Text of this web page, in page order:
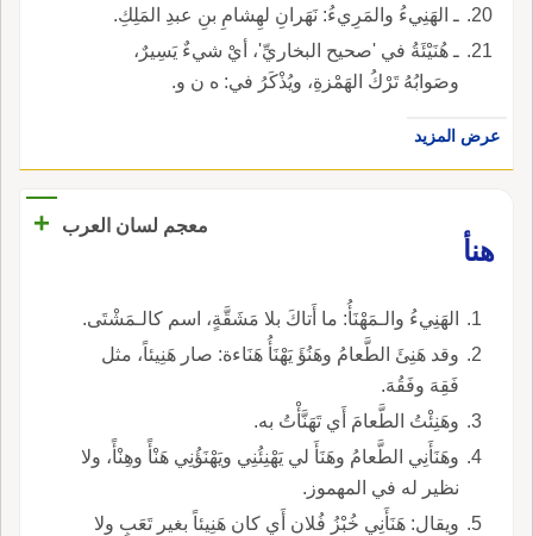
ـ الهَنِيءُ والمَرِيءُ: نَهَرانِ لهِشامِ بنِ عبدِ المَلِكِ.
ـ هُنَيْئَةُ في 'صحيح البخاريِّ'، أيْ شيءٌ يَسِيرٌ،
وصَوابُهُ تَرْكُ الهَمْزةِ، ويُذْكَرُ في: ه ن و.
عرض المزيد
معجم لسان العرب
+
هنأ
الهَنِيءُ والـمَهْنَأُ: ما أَتاكَ بلا مَشَقَّةٍ، اسم كالـمَشْتَى.
وقد هَنِئَ الطَّعامُ وهَنُؤَ يَهْنَأُ هَنَاءة: صار هَنِيئاً، مثل
فَقِهَ وفَقُهَ.
وهَنِئْتُ الطَّعامَ أَي تَهَنَّأْتُ به.
وهَنَأَنِي الطَّعامُ وهَنَأَ لي يَهْنِئُنِي ويَهْنَؤُنِي هَنْأً وهِنْأً، ولا
نظير له في المهموز.
ويقال: هَنَأَنِي خُبْزُ فُلان أَي كان هَنِيئاً بغير تَعَبٍ ولا